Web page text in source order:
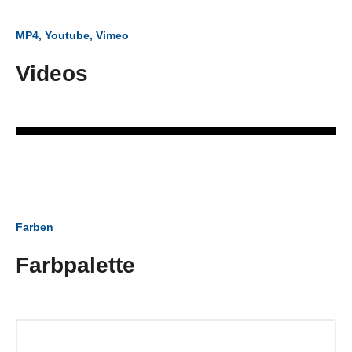
MP4, Youtube, Vimeo
Videos
Farben
Farbpalette